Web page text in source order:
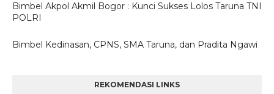
Bimbel Akpol Akmil Bogor : Kunci Sukses Lolos Taruna TNI
POLRI
Bimbel Kedinasan, CPNS, SMA Taruna, dan Pradita Ngawi
REKOMENDASI LINKS